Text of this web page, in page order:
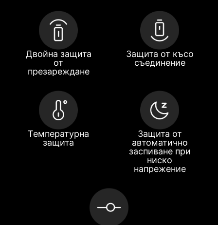
Двойна защита
от
презареждане
Защита от късо
съединение
Температурна
защита
Защита от
автоматично
заспиване при
ниско
напрежение